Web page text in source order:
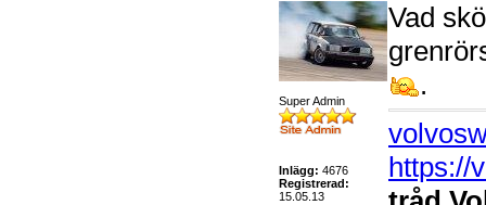
Super Admin
Inlägg: 4676
Registrerad:
15.05.13
Vad
.
https://